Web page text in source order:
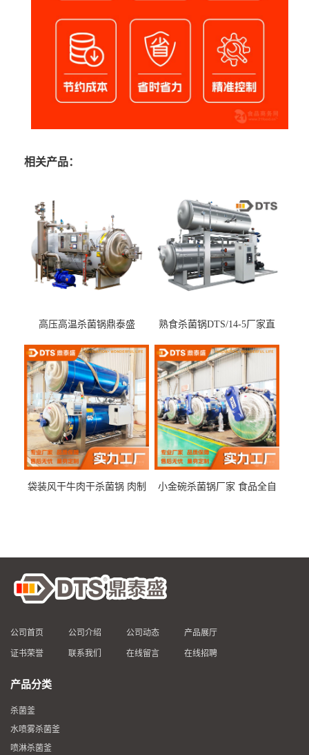
相关产品：
高压高温杀菌锅鼎泰盛
熟食杀菌锅DTS/14-5厂家直
袋装风干牛肉干杀菌锅 肉制
小金碗杀菌锅厂家 食品全自
公司首页 公司介绍 公司动态 产品展厅
证书荣誉 联系我们 在线留言 在线招聘
产品分类
杀菌釜
水喷雾杀菌釜
喷淋杀菌釜